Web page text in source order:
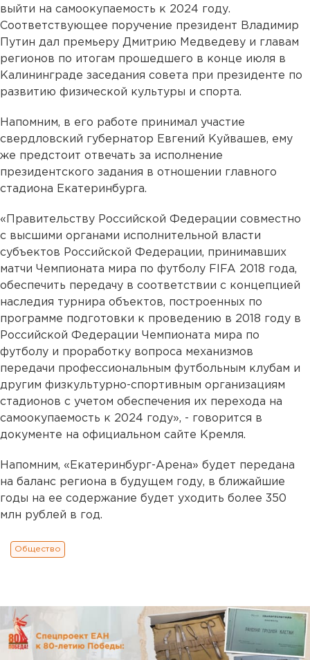
выйти на самоокупаемость к 2024 году.
Соответствующее поручение президент Владимир
Путин дал премьеру Дмитрию Медведеву и главам
регионов по итогам прошедшего в конце июля в
Калининграде заседания совета при президенте по
развитию физической культуры и спорта.
Напомним, в его работе принимал участие
свердловский губернатор Евгений Куйвашев, ему
же предстоит отвечать за исполнение
президентского задания в отношении главного
стадиона Екатеринбурга.
«Правительству Российской Федерации совместно
с высшими органами исполнительной власти
субъектов Российской Федерации, принимавших
матчи Чемпионата мира по футболу FIFA 2018 года,
обеспечить передачу в соответствии с концепцией
наследия турнира объектов, построенных по
программе подготовки к проведению в 2018 году в
Российской Федерации Чемпионата мира по
футболу и проработку вопроса механизмов
передачи профессиональным футбольным клубам и
другим физкультурно-спортивным организациям
стадионов с учетом обеспечения их перехода на
самоокупаемость к 2024 году», - говорится в
документе на официальном сайте Кремля.
Напомним, «Екатеринбург-Арена» будет передана
на баланс региона в будущем году, в ближайшие
годы на ее содержание будет уходить более 350
млн рублей в год.
Общество